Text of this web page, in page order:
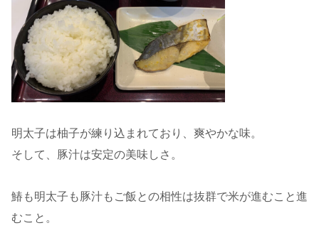
明太子は柚子が練り込まれており、爽やかな味。
そして、豚汁は安定の美味しさ。
鰆も明太子も豚汁もご飯との相性は抜群で米が進むこと進
むこと。